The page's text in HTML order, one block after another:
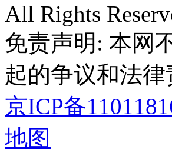
All Rights
免责声明: 本网
起的争议和法律
京ICP备
地图